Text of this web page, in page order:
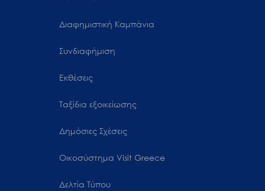
Διαφημιστική Καμπάνια
Συνδιαφήμιση
Εκθέσεις
Ταξίδια εξοικείωσης
Δημόσιες Σχέσεις
Oικοσύστημα Visit Greece
Δελτία Τύπου